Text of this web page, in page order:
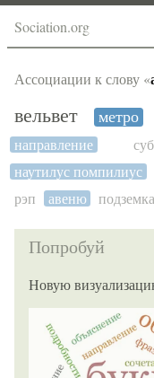
Sociation.org
Ассоциации к слову «
вельвет метро
направление
наутилус помпилиус
рэп
авеню подземка
Попробуй
Новую